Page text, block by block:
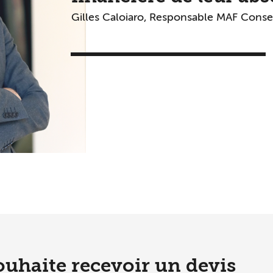
Gilles Caloiaro, Responsable MAF
recevoir un devis